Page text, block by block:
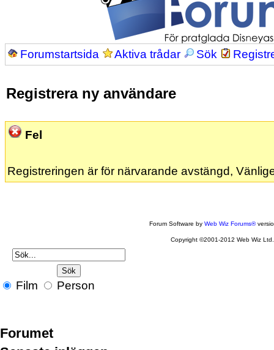
Forumstartsida Aktiva trådar Sök
Registrera ny användare
Fel
Registreringen är för närvarande avstängd,
Forum Software byWeb Wiz Forums®
Copyright ©2001-2012 Web Wiz Ltd.
Film Person
Forumet